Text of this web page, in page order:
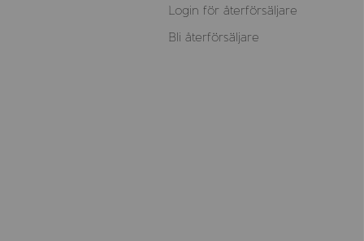
Login för återförsäljare
Bli återförsäljare